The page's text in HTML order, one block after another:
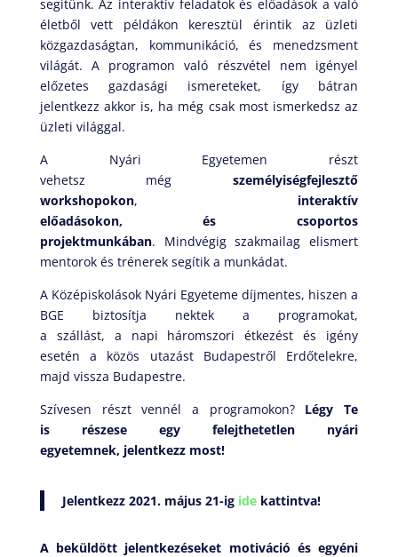
segítünk. Az interaktív feladatok és előadások a való
életből vett példákon keresztül érintik az üzleti
közgazdaságtan, kommunikáció, és menedzsment
világát. A programon való részvétel nem igényel
előzetes gazdasági ismereteket, így bátran
jelentkezz akkor is, ha még csak most ismerkedsz az
üzleti világgal.
A Nyári Egyetemen részt
vehetsz mégszemélyiségfejlesztő
workshopokon, interaktív
előadásokon, és csoportos
projektmunkában. Mindvégig szakmailag elismert
mentorok és trénerek segítik a munkádat.
A Középiskolások Nyári Egyeteme díjmentes, hiszen a
BGE biztosítja nektek a programokat,
a szállást, a napi háromszori étkezést és igény
esetén a közös utazást Budapestről Erdőtelekre,
majd vissza Budapestre.
Szívesen részt vennél a programokon? Légy Te
is részese egy felejthetetlen nyári
egyetemnek, jelentkezz most!
Jelentkezz 2021. május 21-ig idekattintva!
A beküldött jelentkezéseket motiváció és egyéni